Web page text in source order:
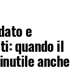
e
quando il
anche